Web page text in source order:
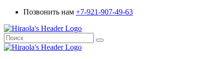
Позвонить нам +7-921-907-49-63